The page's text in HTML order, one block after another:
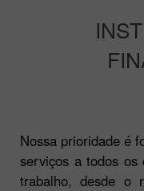
Nossa prioridade é
serviços a todos os
trabalho, desde o